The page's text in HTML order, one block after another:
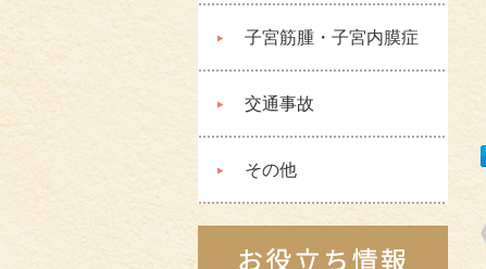
子宮筋腫・子宮内膜症
交通事故
その他